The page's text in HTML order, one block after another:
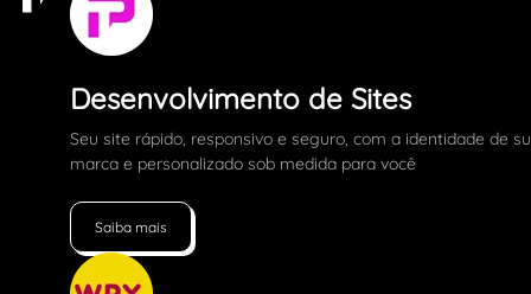
Desenvolvimento de Sites
Seu site rápido, responsivo e seguro, com a identidade de
marca e personalizado sob medida para você
Saiba mais